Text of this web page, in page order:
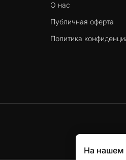
О нас
Публичная оферта
Политика
На нашем